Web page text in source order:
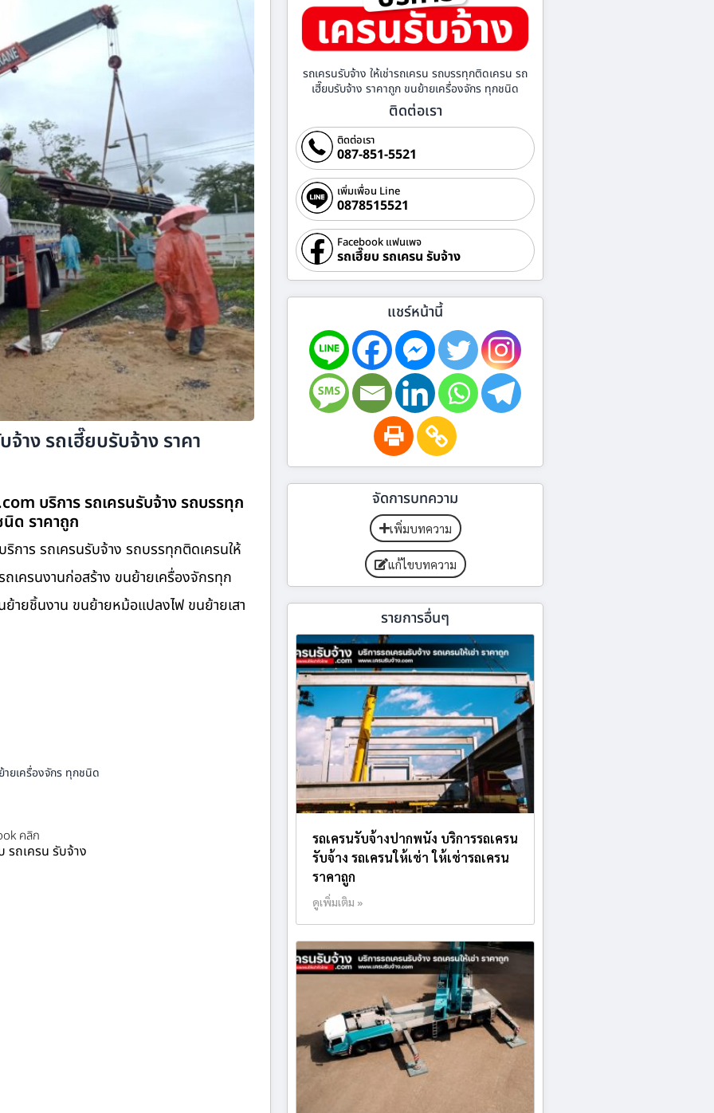
าง รถเฮี๊ยบรับจ้าง ราคา
บริการ รถเครนรับจ้าง รถบรรทุก
ด ราคาถูก
การ รถเครนรับจ้าง รถบรรทุกติดเครนให้
ถเครนงานก่อสร้าง ขนย้ายเครื่องจักรทุก
ายชิ้นงาน ขนย้ายหม้อแปลงไฟ ขนย้ายเสา
ายเครื่องจักร ทุกชนิด
คลิก
รถเครน รับจ้าง
รถเครนรับจ้าง ให้เช่ารถเครน รถบรรทุกติดเครน รถ
เฮี๊ยบรับจ้าง ราคาถูก ขนย้ายเครื่องจักร ทุกชนิด
ติดต่อเรา
ติดต่อเรา
087-851-5521
เพิ่มเพื่อน Line
0878515521
Facebook แฟนเพจ
รถเฮี๊ยบ รถเครน รับจ้าง
แชร์หน้านี้
จัดการบทความ
เพิ่มบทความ
แก้ไขบทความ
รายการอื่นๆ
รถเครนรับจ้างปากพนัง บริการรถเครน
รับจ้าง รถเครนให้เช่า ให้เช่ารถเครน
ราคาถูก
ดูเพิ่มเติม »